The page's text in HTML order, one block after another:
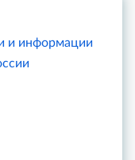
и информации